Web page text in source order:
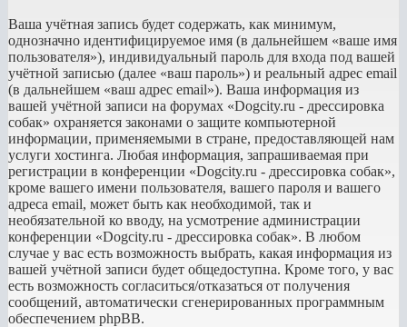
Ваша учётная запись будет содержать, как минимум,
однозначно идентифицируемое имя (в дальнейшем «ваше имя
пользователя»), индивидуальный пароль для входа под вашей
учётной записью (далее «ваш пароль») и реальный адрес email
(в дальнейшем «ваш адрес email»). Ваша информация из
вашей учётной записи на форумах «Dogcity.ru - дрессировка
собак» охраняется законами о защите компьютерной
информации, применяемыми в стране, предоставляющей нам
услуги хостинга. Любая информация, запрашиваемая при
регистрации в конференции «Dogcity.ru - дрессировка собак»,
кроме вашего имени пользователя, вашего пароля и вашего
адреса email, может быть как необходимой, так и
необязательной ко вводу, на усмотрение администрации
конференции «Dogcity.ru - дрессировка собак». В любом
случае у вас есть возможность выбрать, какая информация из
вашей учётной записи будет общедоступна. Кроме того, у вас
есть возможность согласиться/отказаться от получения
сообщений, автоматически сгенерированных программным
обеспечением phpBB.